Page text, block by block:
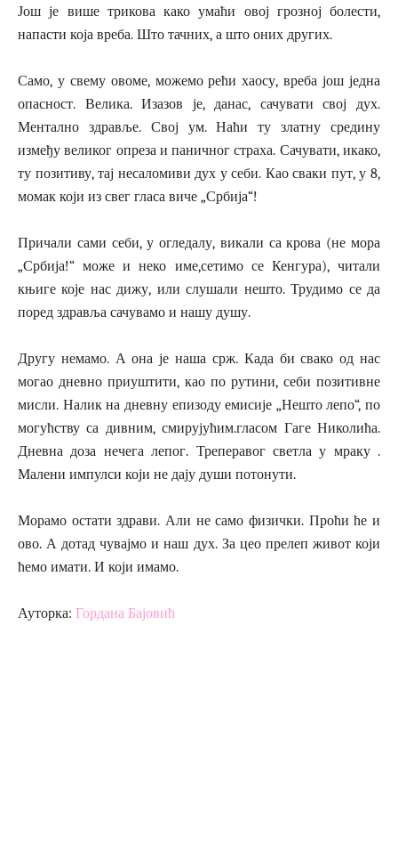
Још је више трикова како умаћи овој грозној болести,
напасти која вреба. Што тачних, а што оних других.
Само, у свему овоме, можемо рећи хаосу, вреба још једна
опасност. Велика. Изазов је, данас, сачувати свој дух.
Ментално здравље. Свој ум. Наћи ту златну средину
између великог опреза и паничног страха. Сачувати, икако,
ту позитиву, тај несаломиви дух у себи. Као сваки пут, у 8,
момак који из свег гласа виче „Србија“!
Причали сами себи, у огледалу, викали са крова (не мора
„Србија!“ може и неко име,сетимо се Кенгура), читали
књиге које нас дижу, или слушали нешто. Трудимо се да
поред здравља сачувамо и нашу душу.
Другу немамо. А она је наша срж. Када би свако од нас
могао дневно приуштити, као по рутини, себи позитивне
мисли. Налик на дневну епизоду емисије „Нешто лепо“, по
могућству са дивним, смирујућим.гласом Гаге Николића.
Дневна доза нечега лепог. Треперавог светла у мраку .
Малени импулси који не дају души потонути.
Морамо остати здрави. Али не само физички. Проћи ће и
ово. А дотад чувајмо и наш дух. За цео прелеп живот који
ћемо имати. И који имамо.
Ауторка: Гордана Бајовић